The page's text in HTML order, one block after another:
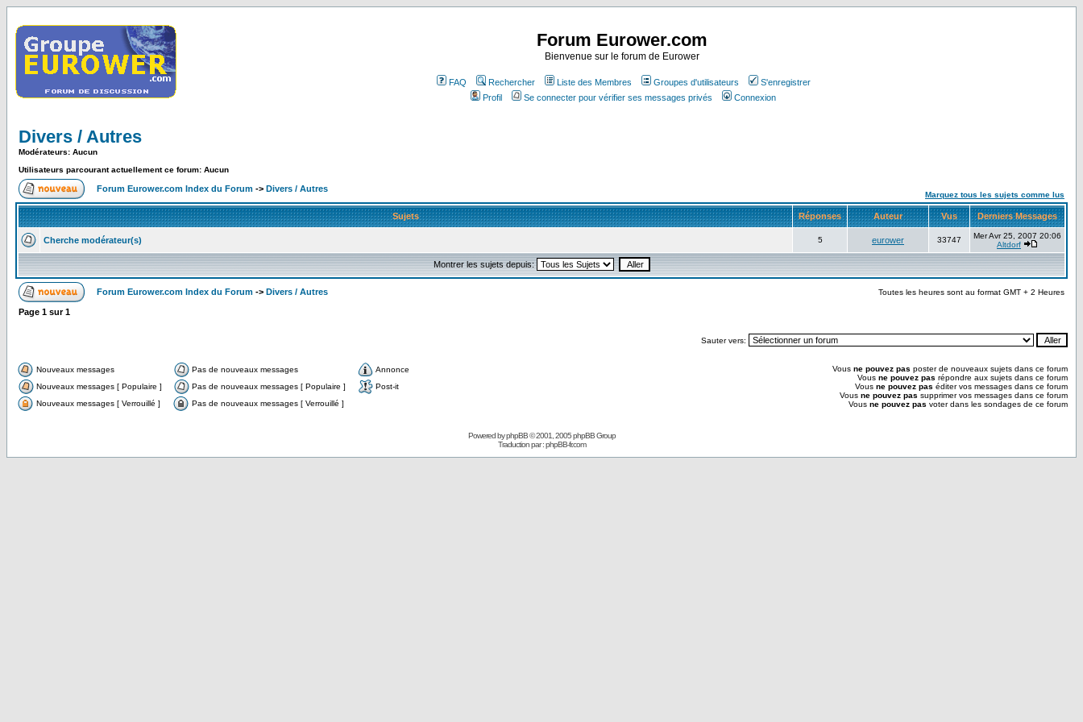
Forum Eurower.com
Bienvenue sur le forum de Eurower
FAQ Rechercher Liste des Membres Groupes d'utilisateurs
S'enregistrer
Profil
Se connecter pour vérifier ses messages privés Connexion
Divers / Autres
Modérateurs: Aucun
Utilisateurs parcourant actuellement ce forum: Aucun
Forum Eurower.com Index du Forum -> Divers / Autres
Marquez tous les sujets comme lus
Sujets Réponses Auteur Vus Derniers Messages
Cherche modérateur(s) 5 eurower 33747
Mer Avr 25, 2007 20:06
Altdorf
Montrer les sujets depuis:
Forum Eurower.com Index du Forum -> Divers / Autres Toutes les heures sont au format GMT + 2 Heures
Page 1 sur1
Sauter vers:
Nouveaux messages Pas de nouveaux messages
Annonce
Nouveaux messages [ Populaire ]
Pas de nouveaux messages [ Populaire ]
Post-it
Nouveaux messages [ Verrouillé ]
Pas de nouveaux messages [ Verrouillé ]
Vous ne pouvez pas poster de nouveaux sujets dans ce forum
Vous ne pouvez pas répondre aux sujets dans ce forum
Vous ne pouvez pas éditer vos messages dans ce forum
Vous ne pouvez pas supprimer vos messages dans ce forum
Vous ne pouvez pas voter dans les sondages de ce forum
Powered byphpBB© 2001, 2005 phpBB Group
Traduction par :phpBB-fr.com